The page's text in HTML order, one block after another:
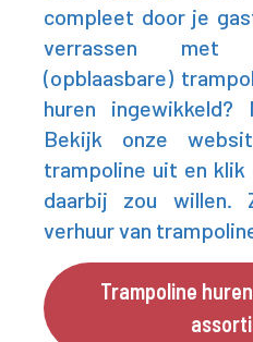
compleet door je
verrassen met
(opblaasbare)
huren
Bekijk onze
trampoline uit en
daarbij zou willen.
verhuur van
Trampoline